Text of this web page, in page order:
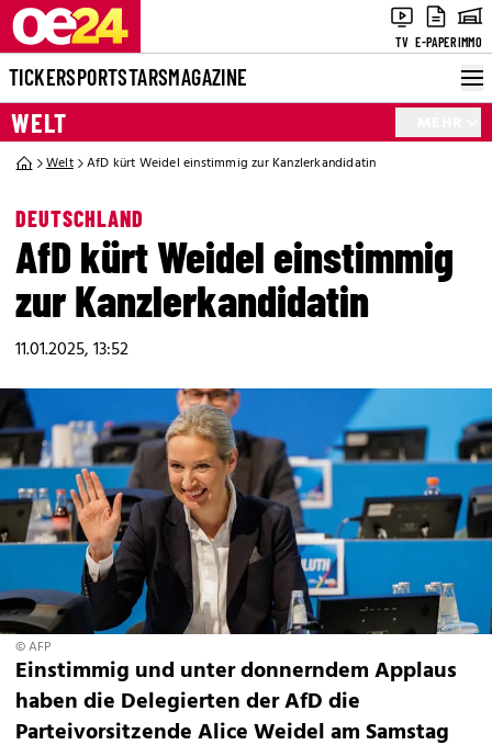
TV E-PAPERIMMO
TICKERSPORTSTARSMAGAZINE
WELT
Welt AfD kürt Weidel einstimmig zur Kanzlerkandidatin
DEUTSCHLAND
AfD kürt Weidel einstimmig
zur Kanzlerkandidatin
11.01.2025, 13:52
© AFP
Einstimmig und unter donnerndem Applaus
haben die Delegierten der AfD die
Parteivorsitzende Alice Weidel am Samstag